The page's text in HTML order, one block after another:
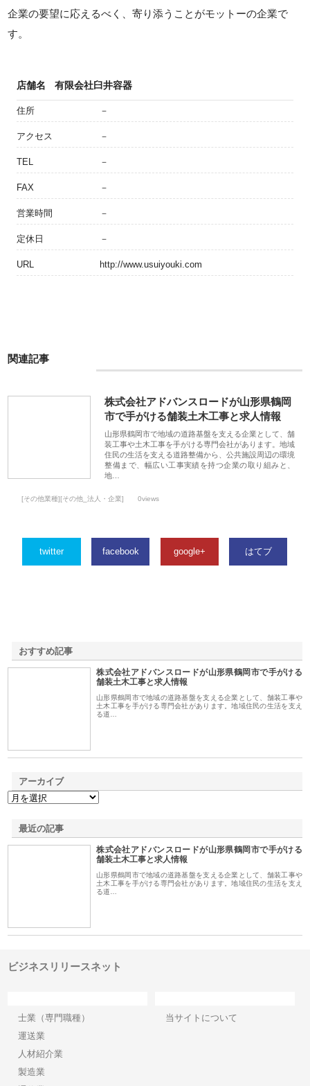
企業の要望に応えるべく、寄り添うことがモットーの企業で
す。
店舗名 有限会社臼井容器
住所 －
アクセス －
TEL －
FAX －
営業時間 －
定休日 －
URL http://www.usuiyouki.com
関連記事
株式会社アドバンスロードが山形県鶴岡
市で手がける舗装土木工事と求人情報
山形県鶴岡市で地域の道路基盤を支える企業として、舗
装工事や土木工事を手がける専門会社があります。地域
住民の生活を支える道路整備から、公共施設周辺の環境
整備まで、幅広い工事実績を持つ企業の取り組みと、
地…
[その他業種][その他_法人・企業] 0views
twitter facebook google+ はてブ
おすすめ記事
株式会社アドバンスロードが山形県鶴岡市で手がける
舗装土木工事と求人情報
山形県鶴岡市で地域の道路基盤を支える企業として、舗装工事や
土木工事を手がける専門会社があります。地域住民の生活を支え
る道…
アーカイブ
最近の記事
株式会社アドバンスロードが山形県鶴岡市で手がける
舗装土木工事と求人情報
山形県鶴岡市で地域の道路基盤を支える企業として、舗装工事や
土木工事を手がける専門会社があります。地域住民の生活を支え
る道…
ビジネスリリースネット
士業（専門職種）
運送業
人材紹介業
製造業
当サイトについて